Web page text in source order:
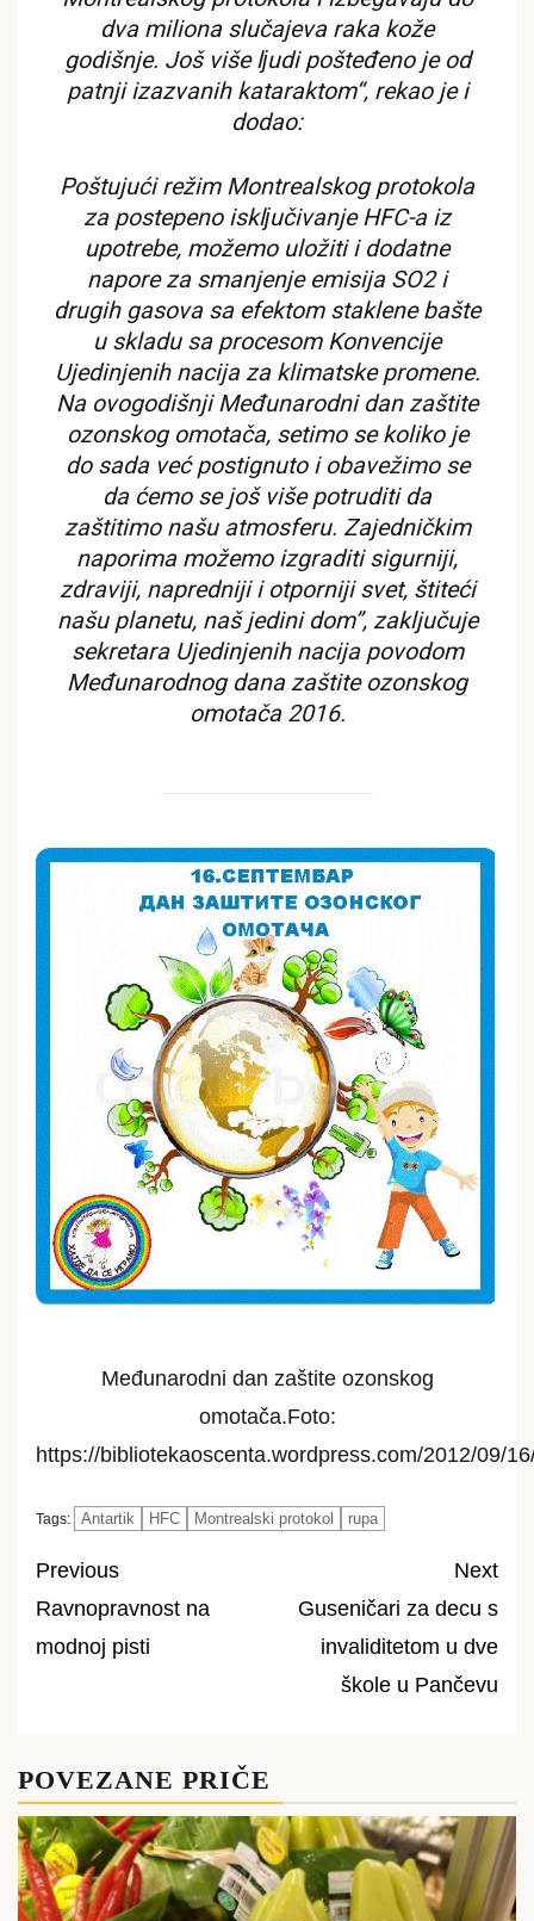
dva miliona slučajeva raka kože
godišnje. Još više lјudi pošteđeno je od
patnji izazvanih kataraktom“, rekao je i
dodao:
Poštujući režim Montrealskog protokola
za postepeno isklјučivanje HFC-a iz
upotrebe, možemo uložiti i dodatne
napore za smanjenje emisija SO2 i
drugih gasova sa efektom staklene bašte
u skladu sa procesom Konvencije
Ujedinjenih nacija za klimatske promene.
Na ovogodišnji Međunarodni dan zaštite
ozonskog omotača, setimo se koliko je
do sada već postignuto i obavežimo se
da ćemo se još više potruditi da
zaštitimo našu atmosferu. Zajedničkim
naporima možemo izgraditi sigurniji,
zdraviji, napredniji i otporniji svet, štiteći
našu planetu, naš jedini dom”, zaključuje
sekretara Ujedinjenih nacija povodom
Međunarodnog dana zaštite ozonskog
omotača 2016.
Međunarodni dan zaštite ozonskog
omotača.Foto:
https://bibliotekaoscenta.wordpress.com/2012/09/
Tags: Antartik HFC Montrealski protokol rupa
Post
navigation
Previous
Ravnopravnost na
modnoj pisti
Next
Guseničari za decu s
invaliditetom u dve
škole u Pančevu
POVEZANE PRIČE